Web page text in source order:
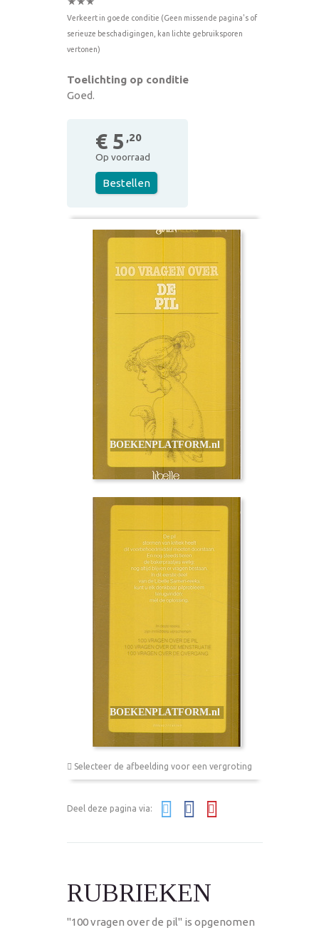
Verkeert in goede conditie (Geen missende pagina's of
serieuze beschadigingen, kan lichte gebruiksporen
vertonen)
Toelichting op conditie
Goed.
€ 5 ,20
Op voorraad
Bestellen
Selecteer de afbeelding voor een vergroting
Deel deze pagina via:
RUBRIEKEN
"100 vragen over de pil" is opgenomen